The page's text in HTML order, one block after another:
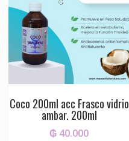
Coco 200ml acc Frasco vidrio
ambar. 200ml
₲ 40.000